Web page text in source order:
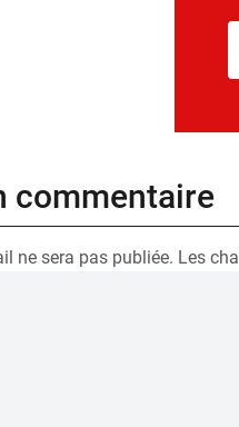
commentaire
ne sera pas publiée. Les